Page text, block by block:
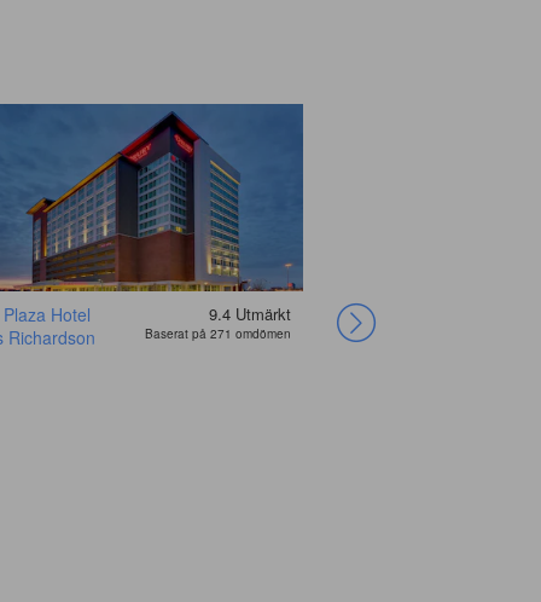
Hotel
Richardson
9.4 Utmärkt
Baserat på 271 omdömen
Holiday Inn
Express And Suites
Canvas Hotel
Dallas